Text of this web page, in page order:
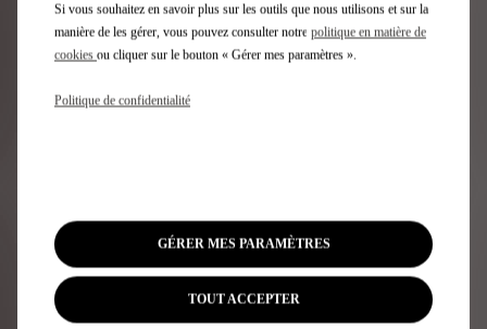
créations se caractérisent par des coupes efficaces
avec une élégance moderne.
MOSSI X DS E-TENSE X DS DIVINE
Le designer Mossi Traore supervise deux projets en
collections, conçues et produites dans des ateliers de la
banlieue parisienne.
Si vous souhaitez en savoir plus sur les outils que nous utilisons et sur la
manière de les gérer, vous pouvez consulter notre politique en matière de
cookies ou cliquer sur le bouton « Gérer mes paramètres ».
Politique de confidentialité
GÉRER MES PARAMÈTRES
TOUT ACCEPTER